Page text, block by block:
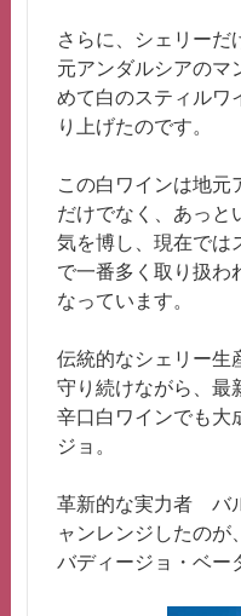
さらに、シェリーだ
元アンダルシアのマ
めて白のスティルワ
り上げたのです。
この白ワインは地元
だけでなく、あっと
気を博し、現在では
で一番多く取り扱わ
なっています。
伝統的なシェリー生
守り続けながら、最
辛口白ワインでも大
ジョ。
革新的な実力者 バ
ャンレンジしたの
バディージョ・ベ